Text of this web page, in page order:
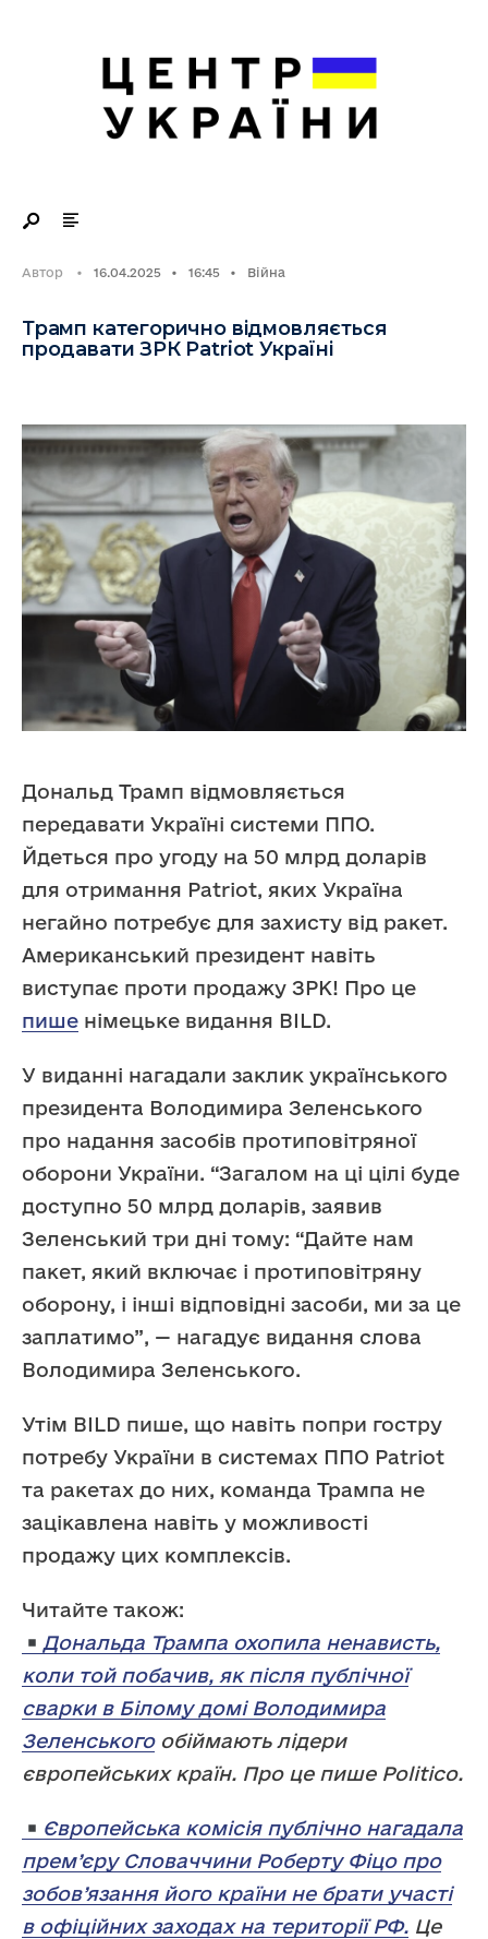
Автор • 16.04.2025 • 16:45 • Війна
Трамп категорично відмовляється
продавати ЗРК Patriot Україні
Дональд Трамп відмовляється
передавати Україні системи ППО.
Йдеться про угоду на 50 млрд доларів
для отримання Patriot, яких Україна
негайно потребує для захисту від ракет.
Американський президент навіть
виступає проти продажу ЗРК! Про це
пише німецьке видання BILD.
У виданні нагадали заклик українського
президента Володимира Зеленського
про надання засобів протиповітряної
оборони України. “Загалом на ці цілі буде
доступно 50 млрд доларів, заявив
Зеленський три дні тому: “Дайте нам
пакет, який включає і протиповітряну
оборону, і інші відповідні засоби, ми за це
заплатимо”, — нагадує видання слова
Володимира Зеленського.
Утім BILD пише, що навіть попри гостру
потребу України в системах ППО Patriot
та ракетах до них, команда Трампа не
зацікавлена навіть у можливості
продажу цих комплексів.
Читайте також:
Дональда Трампа охопила ненависть,
коли той побачив, як після публічної
сварки в Білому домі Володимира
Зеленськогообіймають лідери
європейських країн. Про це пише Politico.
Європейська комісія публічно нагадала
прем’єру Словаччини Роберту Фіцо про
зобов’язання його країни не брати участі
в офіційних заходах на території РФ. Це